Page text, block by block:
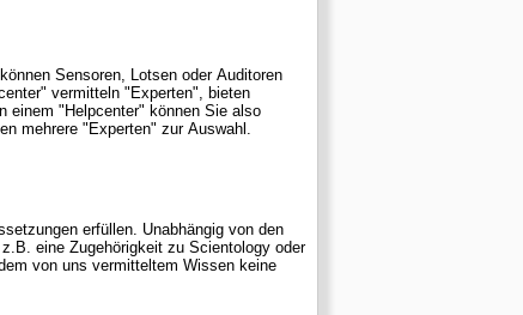
Sensoren, Lotsen oder Auditoren
vermitteln "Experten", bieten
"Helpcenter" können Sie also
mehrere "Experten" zur Auswahl.
erfüllen. Unabhängig von den
eine Zugehörigkeit zu Scientology oder
von uns vermitteltem Wissen keine